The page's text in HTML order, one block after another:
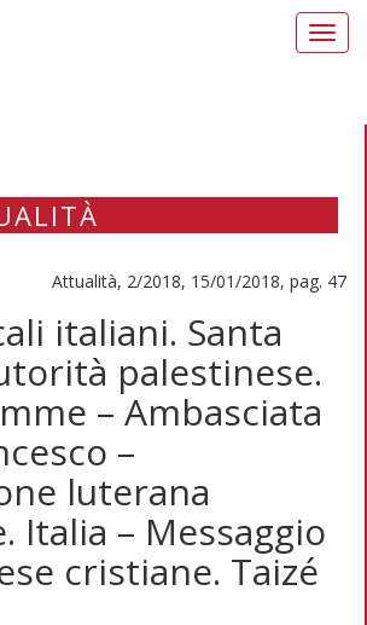
Attualità, 2/2018, 15/01/2018, pag. 47
italiani. Santa
palestinese.
– Ambasciata
–
luterana
Italia – Messaggio
cristiane. Taizé